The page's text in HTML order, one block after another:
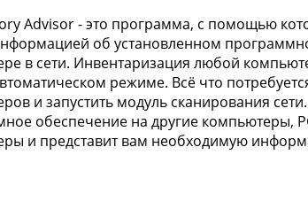
Advisor - это программа, с помощью
об установленном
в сети. Инвентаризация любой
режиме. Всё что
и запустить модуль сканирования
обеспечение на другие компьютеры,
и представит вам необходимую